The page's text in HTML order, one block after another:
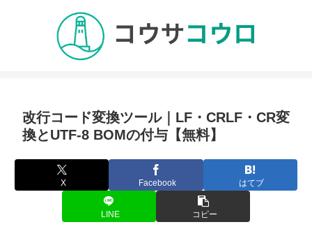
改行コード変換ツール｜LF・CRLF・CR変
換とUTF-8 BOMの付与【無料】
X Facebook はてブ
LINE コピー